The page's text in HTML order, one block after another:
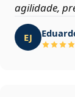
agilidade,
EJ